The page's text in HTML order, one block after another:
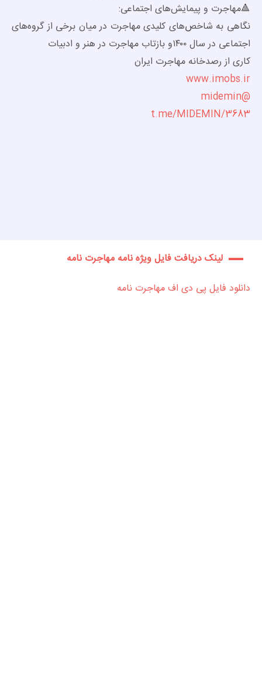
🔺مهاجرت و پیمایش‌های اجتماعی:
نگاهی به شاخص‌های کلیدی مهاجرت در میان برخی از گروه‌های
اجتماعی در سال ۱۴۰۰و بازتاب مهاجرت در هنر و ادبیات
کاری از رصدخانه مهاجرت ایران
www.imobs.ir
@midemin
t.me/MIDEMIN/3683
لینک دریافت فایل ویژه نامه مهاجرت نامه
دانلود فایل پی دی اف مهاجرت نامه